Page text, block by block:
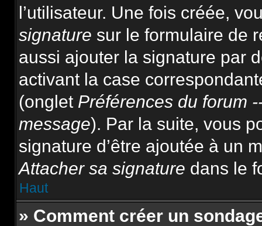
l’utilisateur. Une fois créée,
signature sur le formulaire de
aussi ajouter la signature par
activant la case
(onglet Préférences du forum
message). Par la suite, vous
signature d’être ajoutée à un
Attacher sa signature dans le
Haut
» Comment créer un